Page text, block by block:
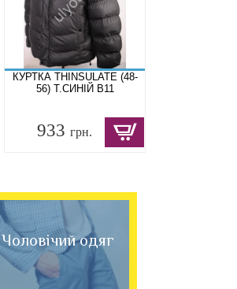
КУРТКА THINSULATE (48-
56) Т.СИНІЙ B11
933 грн.
Чоловічий одяг